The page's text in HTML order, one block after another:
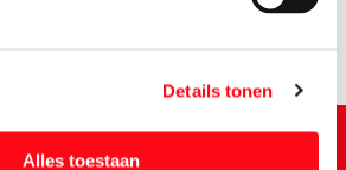
Details tonen
Alles toestaan